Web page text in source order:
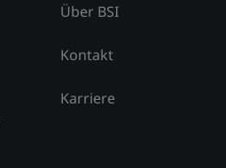
Über BSI
Kontakt
Karriere